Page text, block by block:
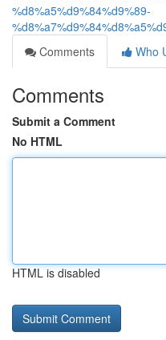
%d8%a5%d9%84%d9%89-
Comments
Who
Comments
Submit a Comment
No HTML
HTML is disabled